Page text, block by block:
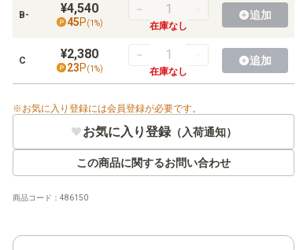
【BT-04】グレイトレジェンド
【BT-03】ユニオンインパクト
【BT-01】NEW EVOLUTION
B- ¥4,540
45P(1 %) 在庫なし
追加
C ¥2,380
23P(1%) 在庫なし
追加
お気に入り登録には会員登録が必要です。
お気に入り登録 （入荷通知）
この商品に関するお問い合わせ
商品コード： 486150